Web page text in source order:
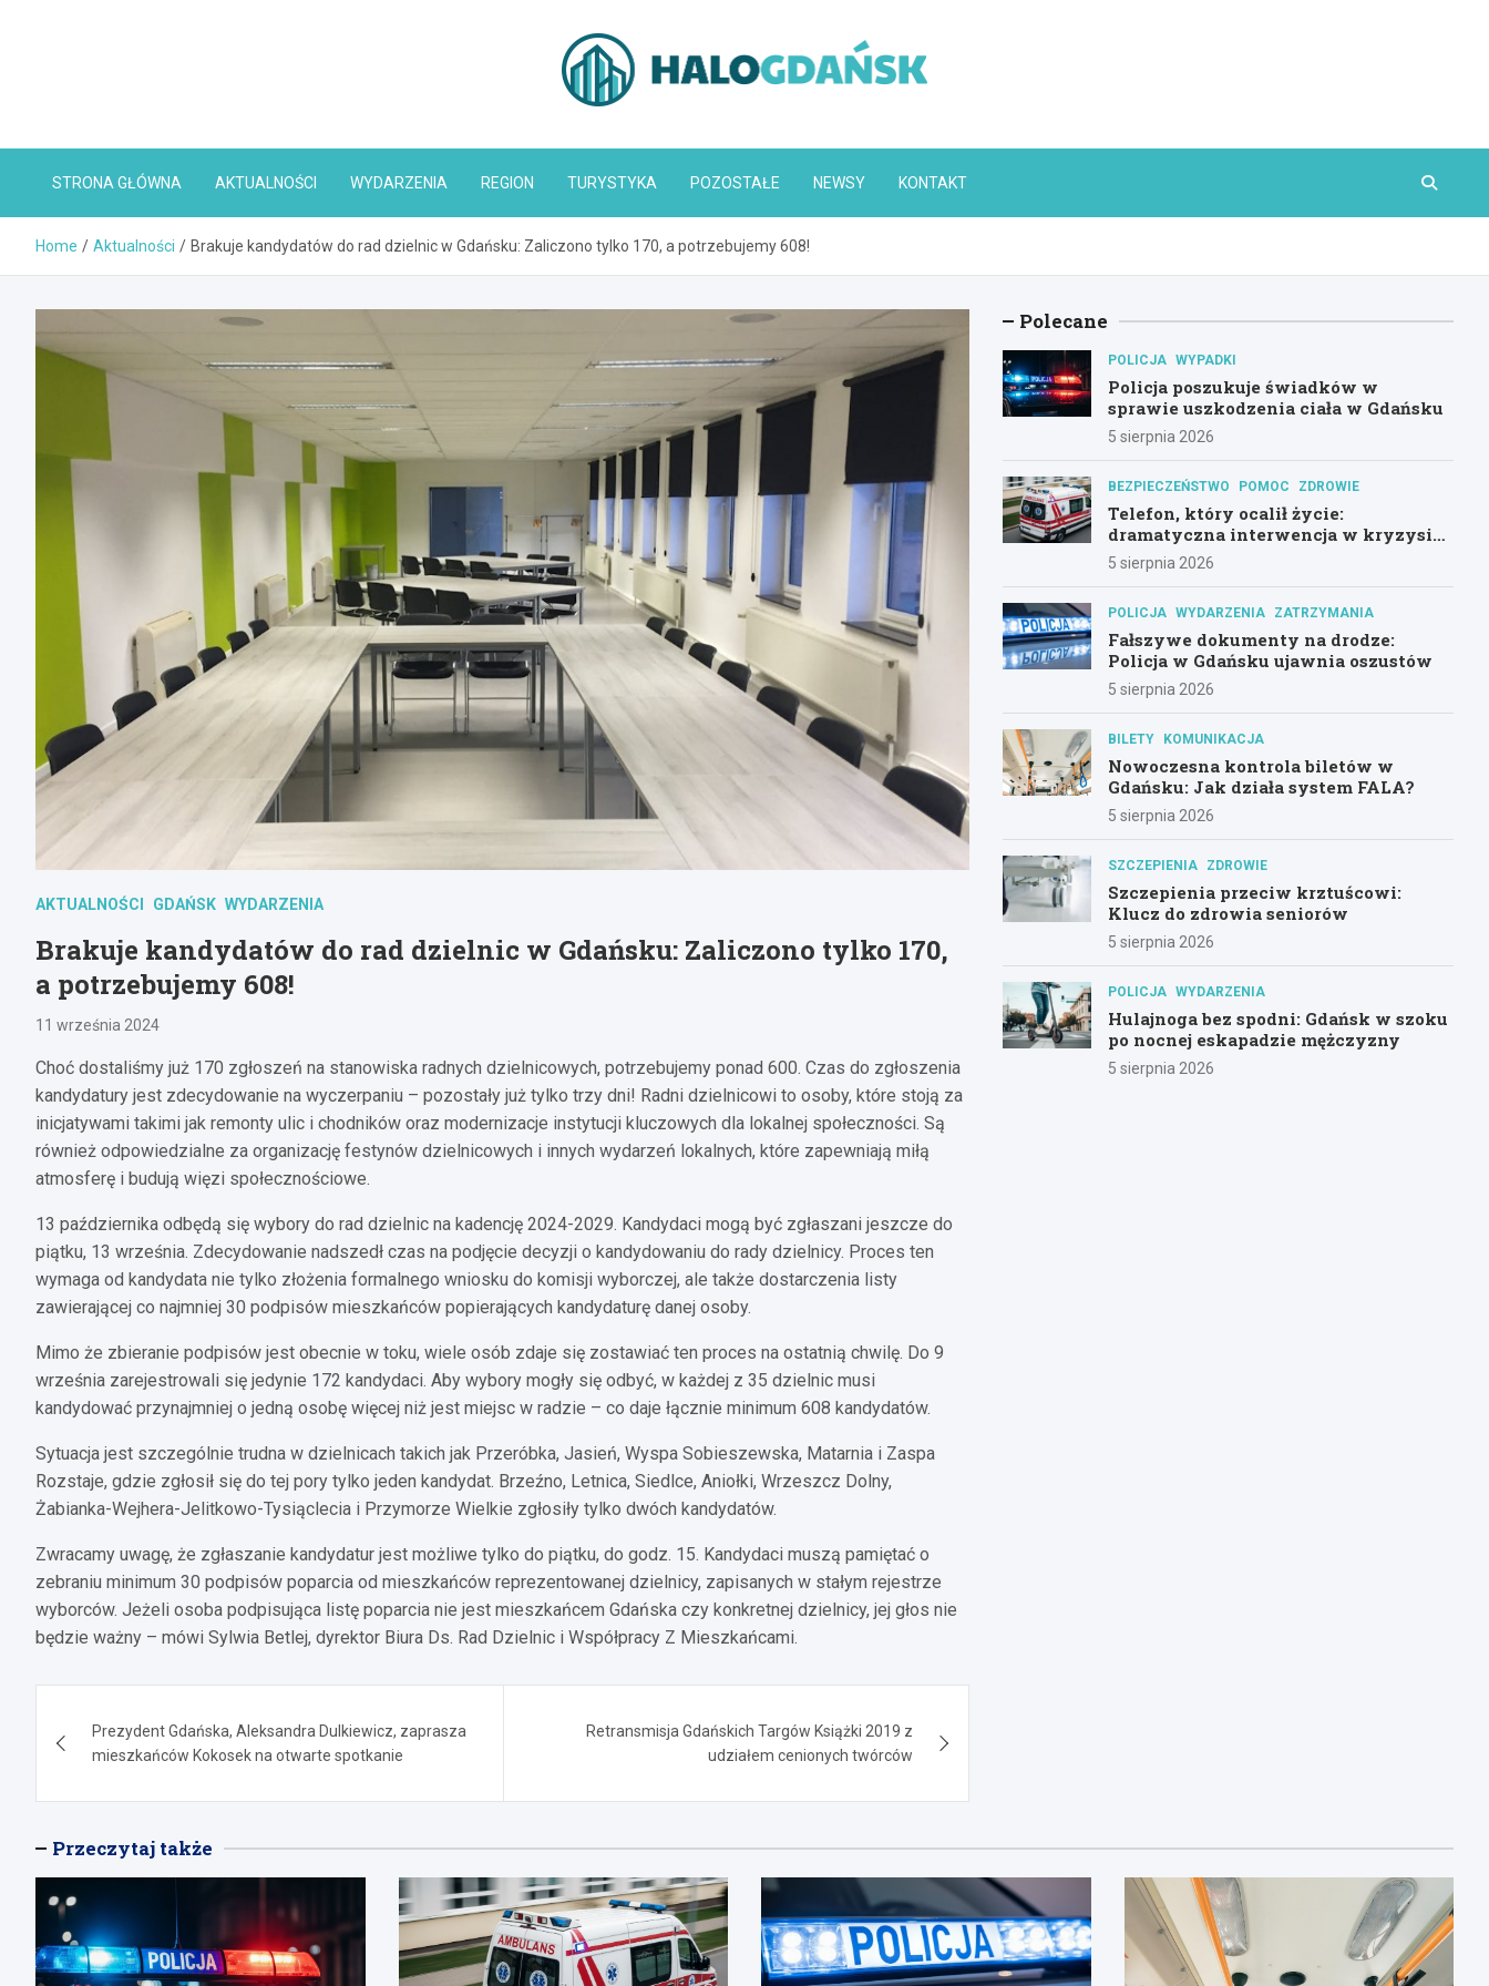
HaloGdańsk.pl
STRONA GŁÓWNA AKTUALNOŚCI WYDARZENIA REGION TURYSTYKA POZOSTAŁE NEWSY KONTAKT
Home Aktualności Brakuje kandydatów do rad dzielnic w Gdańsku: Zaliczono tylko 170, a potrzebujemy 608!
AKTUALNOŚCI GDAŃSK WYDARZENIA
Brakuje kandydatów do rad dzielnic w Gdańsku: Zaliczono tylko 170,
a potrzebujemy 608!
11 września 2024
Choć dostaliśmy już 170 zgłoszeń na stanowiska radnych dzielnicowych, potrzebujemy ponad 600. Czas do zgłoszenia
kandydatury jest zdecydowanie na wyczerpaniu – pozostały już tylko trzy dni! Radni dzielnicowi to osoby, które stoją za
inicjatywami takimi jak remonty ulic i chodników oraz modernizacje instytucji kluczowych dla lokalnej społeczności. Są
również odpowiedzialne za organizację festynów dzielnicowych i innych wydarzeń lokalnych, które zapewniają miłą
atmosferę i budują więzi społecznościowe.
13 października odbędą się wybory do rad dzielnic na kadencję 2024-2029. Kandydaci mogą być zgłaszani jeszcze do
piątku, 13 września. Zdecydowanie nadszedł czas na podjęcie decyzji o kandydowaniu do rady dzielnicy. Proces ten
wymaga od kandydata nie tylko złożenia formalnego wniosku do komisji wyborczej, ale także dostarczenia listy
zawierającej co najmniej 30 podpisów mieszkańców popierających kandydaturę danej osoby.
Mimo że zbieranie podpisów jest obecnie w toku, wiele osób zdaje się zostawiać ten proces na ostatnią chwilę. Do 9
września zarejestrowali się jedynie 172 kandydaci. Aby wybory mogły się odbyć, w każdej z 35 dzielnic musi
kandydować przynajmniej o jedną osobę więcej niż jest miejsc w radzie – co daje łącznie minimum 608 kandydatów.
Sytuacja jest szczególnie trudna w dzielnicach takich jak Przeróbka, Jasień, Wyspa Sobieszewska, Matarnia i Zaspa
Rozstaje, gdzie zgłosił się do tej pory tylko jeden kandydat. Brzeźno, Letnica, Siedlce, Aniołki, Wrzeszcz Dolny,
Żabianka-Wejhera-Jelitkowo-Tysiąclecia i Przymorze Wielkie zgłosiły tylko dwóch kandydatów.
Zwracamy uwagę, że zgłaszanie kandydatur jest możliwe tylko do piątku, do godz. 15. Kandydaci muszą pamiętać o
zebraniu minimum 30 podpisów poparcia od mieszkańców reprezentowanej dzielnicy, zapisanych w stałym rejestrze
wyborców. Jeżeli osoba podpisująca listę poparcia nie jest mieszkańcem Gdańska czy konkretnej dzielnicy, jej głos nie
będzie ważny – mówi Sylwia Betlej, dyrektor Biura Ds. Rad Dzielnic i Współpracy Z Mieszkańcami.
wpisu
Prezydent Gdańska, Aleksandra Dulkiewicz, zaprasza
mieszkańców Kokosek na otwarte spotkanie
Retransmisja Gdańskich Targów Książki 2019 z
udziałem cenionych twórców
Polecane
POLICJA WYPADKI
Policja poszukuje świadków w
sprawie uszkodzenia ciała w Gdańsku
5 sierpnia 2026
BEZPIECZEŃSTWO POMOC ZDROWIE
Telefon, który ocalił życie:
dramatyczna interwencja w kryzysie
psychicznym
5 sierpnia 2026
POLICJA WYDARZENIA ZATRZYMANIA
Fałszywe dokumenty na drodze:
Policja w Gdańsku ujawnia oszustów
5 sierpnia 2026
BILETY KOMUNIKACJA
Nowoczesna kontrola biletów w
Gdańsku: Jak działa system FALA?
5 sierpnia 2026
SZCZEPIENIA ZDROWIE
Szczepienia przeciw krztuścowi:
Klucz do zdrowia seniorów
5 sierpnia 2026
POLICJA WYDARZENIA
Hulajnoga bez spodni: Gdańsk w szoku
po nocnej eskapadzie mężczyzny
5 sierpnia 2026
Przeczytaj także